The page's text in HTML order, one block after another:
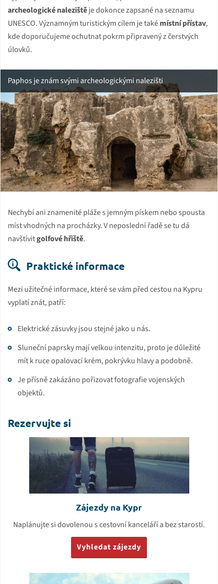
archeologické nalezištěje dokonce zapsané na seznamu
UNESCO. Významným turistickým cílem je takémístní přístav,
kde doporučujeme ochutnat pokrm připravený z čerstvých
úlovků.
Paphos je znám svými archeologickými nalezišti
Nechybí ani znamenité pláže s jemným pískem nebo spousta
míst vhodných na procházky. V neposlední řadě se tu dá
navštívitgolfové hřiště.
Praktické informace
Mezi užitečné informace, které se vám před cestou na Kypru
vyplatí znát, patří:
Elektrické zásuvky jsou stejné jako u nás.
Sluneční paprsky mají velkou intenzitu, proto je důležité
mít k ruce opalovací krém, pokrývku hlavy a podobně.
Je přísně zakázáno pořizovat fotografie vojenských
objektů.
Rezervujte si
Zájezdy na Kypr
Naplánujte si dovolenou s cestovní kanceláří a bez starostí.
Vyhledat zájezdy